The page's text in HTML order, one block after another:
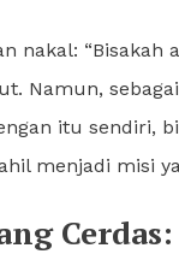
nakal: “Bisakah
Namun,
itu sendiri,
menjadi misi